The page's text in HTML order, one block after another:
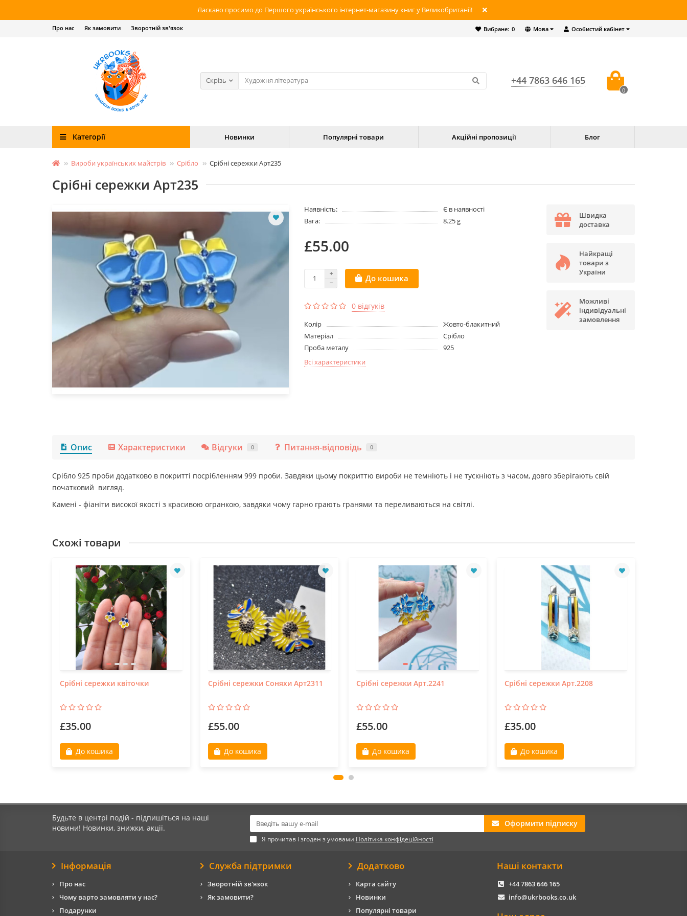
Ласкаво просимо до Першого українського інтернет-магазину книг у Великобританії!
Особистий кабінет
Мова
Вибране: 0
Про нас Як замовити Зворотній зв'язок
Скрізь +44 7863 646 165
0
Категорії Новинки Популярні товари Акційні пропозиції Блог
Вироби українських майстрів Срібло Срібні сережки Арт235
Срібні сережки Арт235
Наявність:
Є в наявності
Вага:
8.25 g
£55.00
До кошика
0 відгуків
Колір
Жовто-блакитний
Матеріал
Срібло
Проба металу
925
Всі характеристики
Швидка
доставка
Найкращі
товари з
України
Можливі
індивідуальні
замовлення
Опис Характеристики Відгуки 0 Питання-відповідь 0
Срібло 925 проби додатково в покритті посрібленням 999 проби. Завдяки цьому покриттю вироби не темніють і не тускніють з часом, довго зберігають свій
початковий вигляд.
Камені - фіаніти високої якості з красивою огранкою, завдяки чому гарно грають гранями та переливаються на світлі.
Схожі товари
Срібні сережки квіточки
£35.00
До кошика
Срібні сережки Соняхи Арт2311
£55.00
До кошика
Срібні сережки Арт.2241
£55.00
До кошика
Срібні сережки Арт.2208
£35.00
До кошика
Будьте в центрі подій - підпишіться на наші
новини! Новинки, знижки, акції.
Оформити підписку
Я прочитав і згоден з умовами Політика конфідеційності
Інформація
Про нас
Чому варто замовляти у нас?
Подарунки
Служба підтримки
Зворотній зв'язок
Як замовити?
Додатково
Карта сайту
Новинки
Популярні товари
Наші контакти
+44 7863 646 165
info@ukrbooks.co.uk